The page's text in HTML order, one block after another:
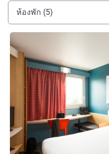
ห้องพัก (5)
ดูรายละเอียด